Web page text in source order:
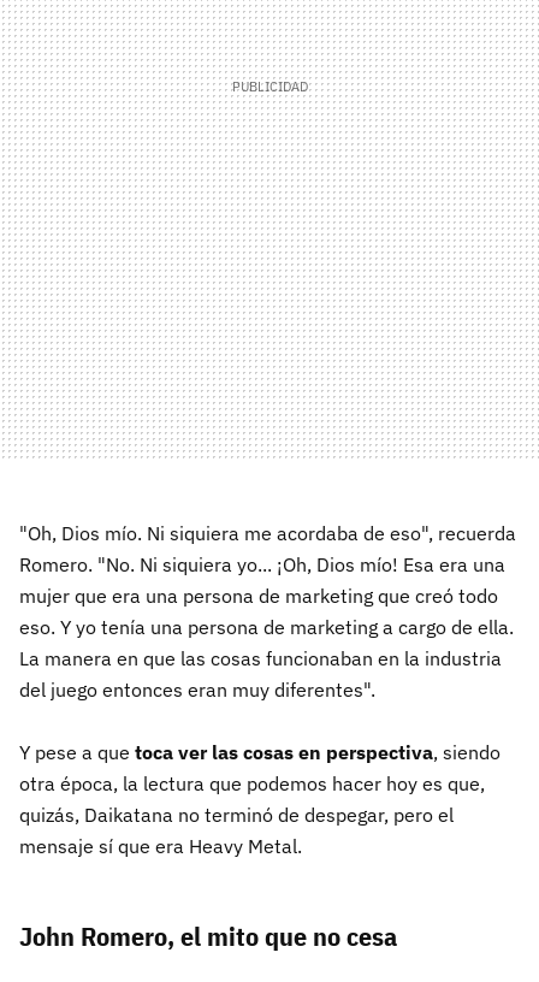
"Oh, Dios mío. Ni siquiera me acordaba de eso", recuerda
Romero. "No. Ni siquiera yo... ¡Oh, Dios mío! Esa era una
mujer que era una persona de marketing que creó todo
eso. Y yo tenía una persona de marketing a cargo de ella.
La manera en que las cosas funcionaban en la industria
del juego entonces eran muy diferentes".
Y pese a que toca ver las cosas en perspectiva, siendo
otra época, la lectura que podemos hacer hoy es que,
quizás, Daikatana no terminó de despegar, pero el
mensaje sí que era Heavy Metal.
John Romero, el mito que no cesa